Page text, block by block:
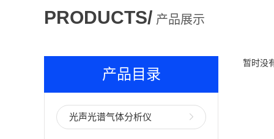
PRODUCTS/ 产品展示
产品目录
光声光谱气体分析仪
暂时没